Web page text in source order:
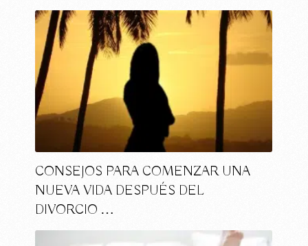
CONSEJOS PARA COMENZAR UNA
NUEVA VIDA DESPUÉS DEL
DIVORCIO …